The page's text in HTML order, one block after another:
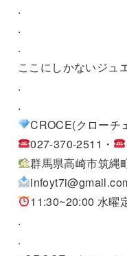
.
.
.
ここにしかないジュ
.
.
CROCE(クローチ
027-370-2511・
群馬県高崎市筑縄
11:30~20:00 水曜
.
.